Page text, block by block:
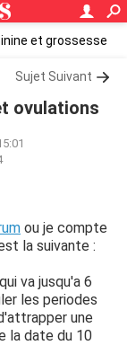
et grossesse
Sujet Suivant
ovulations
ou je compte
la suivante :
va jusqu'a 6
les periodes
une
la date du 10